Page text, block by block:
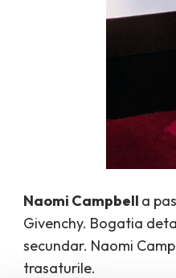
Naomi Campbell a
Givenchy. Bogatia
secundar. Naomi
trasaturile.